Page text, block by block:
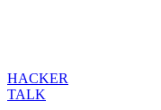
HACKER
TALK